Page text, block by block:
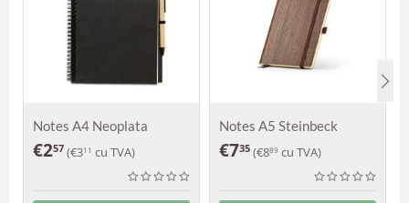
Notes A4 Neoplata
€257 (€311 cu TVA)
Notes A5 Steinbeck
€735 (€889 cu TVA)